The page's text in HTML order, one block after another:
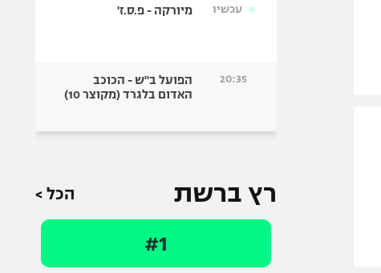
עכשיו מיורקה - פ.ס.ז'
20:35
הפועל ב"ש - הכוכב
האדום בלגרד (מקוצר 10)
רץ ברשת הכל >
#1